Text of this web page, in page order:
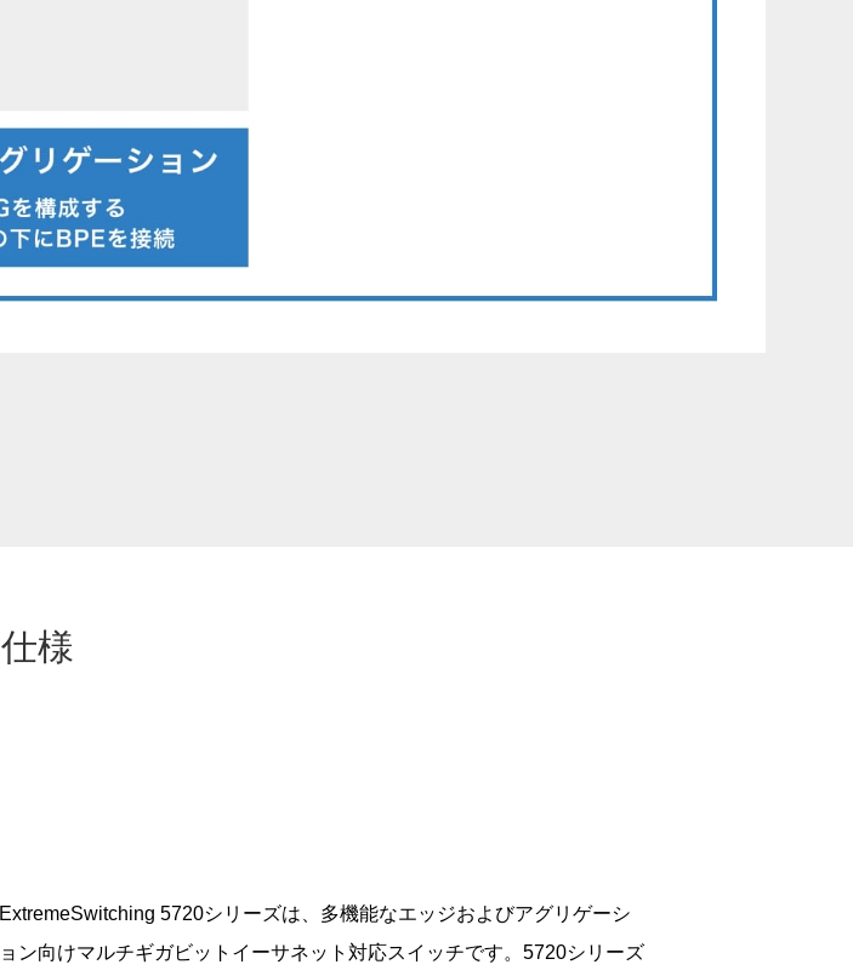
仕様
ExtremeSwitching 5720シリーズは、多機能なエッジおよびアグリゲーシ
ョン向けマルチギガビットイーサネット対応スイッチです。5720シリーズ